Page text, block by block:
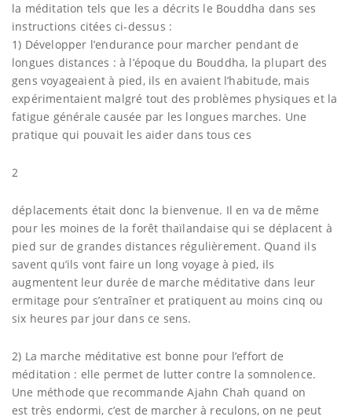
la méditation tels que les a décrits le Bouddha dans ses
instructions citées ci-dessus :
1) Développer l’endurance pour marcher pendant de
longues distances : à l’époque du Bouddha, la plupart des
gens voyageaient à pied, ils en avaient l’habitude, mais
expérimentaient malgré tout des problèmes physiques et la
fatigue générale causée par les longues marches. Une
pratique qui pouvait les aider dans tous ces
2
déplacements était donc la bienvenue. Il en va de même
pour les moines de la forêt thaïlandaise qui se déplacent à
pied sur de grandes distances régulièrement. Quand ils
savent qu’ils vont faire un long voyage à pied, ils
augmentent leur durée de marche méditative dans leur
ermitage pour s’entraîner et pratiquent au moins cinq ou
six heures par jour dans ce sens.
2) La marche méditative est bonne pour l’effort de
méditation : elle permet de lutter contre la somnolence.
Une méthode que recommande Ajahn Chah quand on
est très endormi, c’est de marcher à reculons, on ne peut